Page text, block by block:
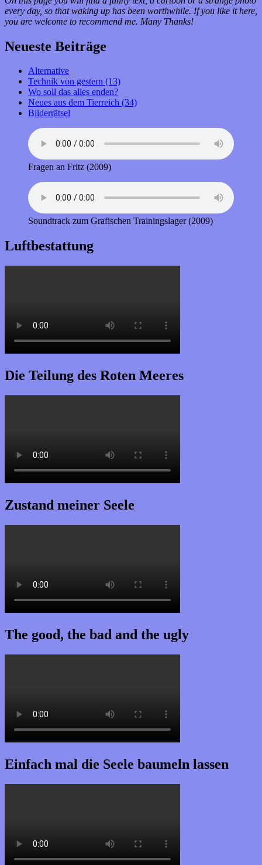
every day, so that waking up has been worthwhile. If you like it here,
you are welcome to recommend me. Many Thanks!
Neueste Beiträge
Alternative
Technik von gestern (13)
Wo soll das alles enden?
Neues aus dem Tierreich (34)
Bilderrätsel
Fragen an Fritz (2009)
Soundtrack zum Grafischen Trainingslager (2009)
Luftbestattung
Die Teilung des Roten Meeres
Zustand meiner Seele
The good, the bad and the ugly
Einfach mal die Seele baumeln lassen